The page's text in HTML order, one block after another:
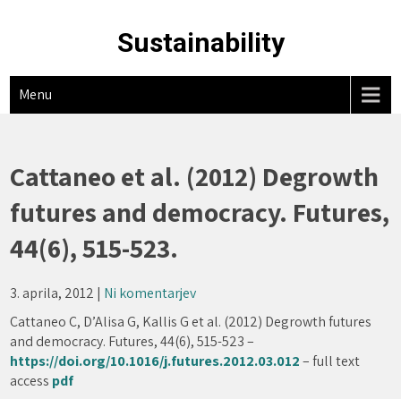
Sustainability
Menu
Cattaneo et al. (2012) Degrowth
futures and democracy. Futures,
44(6), 515-523.
3. aprila, 2012 | Ni komentarjev
Cattaneo C, D’Alisa G, Kallis G et al. (2012) Degrowth futures
and democracy. Futures, 44(6), 515-523 –
https://doi.org/10.1016/j.futures.2012.03.012– full text
access pdf